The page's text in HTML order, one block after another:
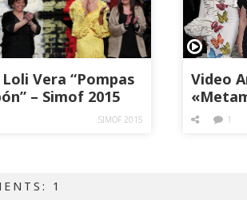
Vera “Pompas
– Simof 2015
SIMOF 2015
Video
2015 1
1